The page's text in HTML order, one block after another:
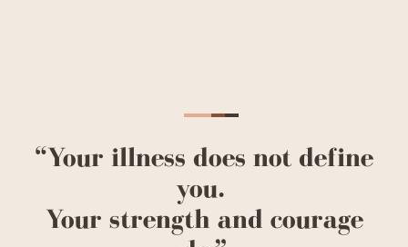
“Your illness does not define
you.
Your strength and courage